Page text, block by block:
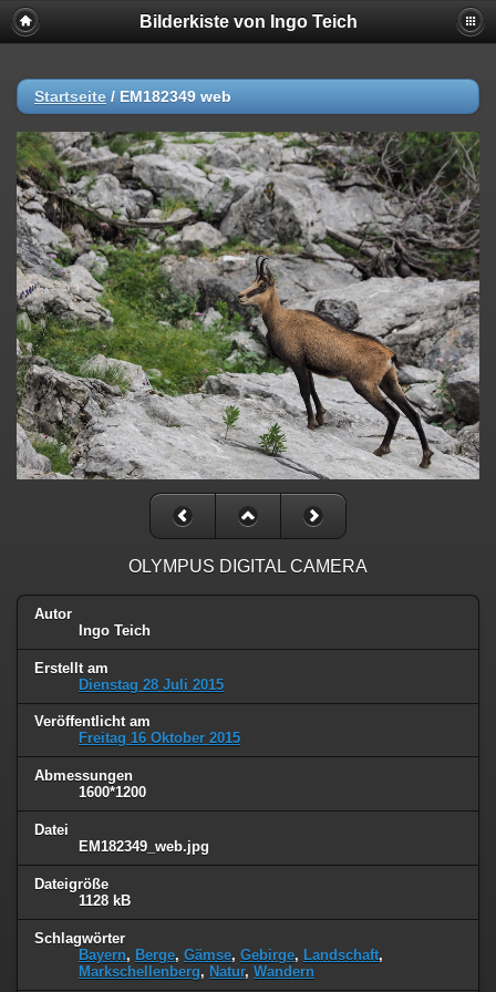
Bilderkiste von Ingo Teich
Startseite / EM182349 web
OLYMPUS DIGITAL CAMERA
Autor
Ingo Teich
Erstellt am
Dienstag 28 Juli 2015
Veröffentlicht am
Freitag 16 Oktober 2015
Abmessungen
1600*1200
Datei
EM182349_web.jpg
Dateigröße
1128 kB
Schlagwörter
Bayern, Berge, Gämse, Gebirge, Landschaft,
Markschellenberg, Natur, Wandern